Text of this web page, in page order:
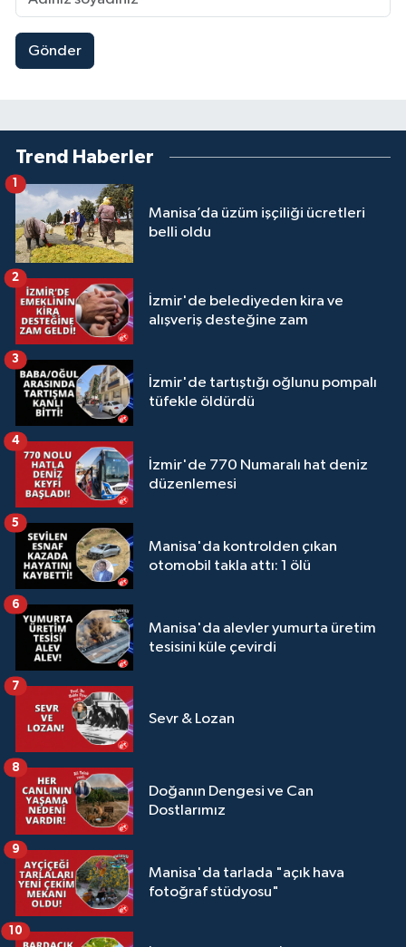
Gönder
Trend Haberler
Manisa’da üzüm işçiliği ücretleri
belli oldu
1
İzmir'de belediyeden kira ve
alışveriş desteğine zam
2
İzmir'de tartıştığı oğlunu pompalı
tüfekle öldürdü
3
İzmir'de 770 Numaralı hat deniz
düzenlemesi
4
Manisa'da kontrolden çıkan
otomobil takla attı: 1 ölü
5
Manisa'da alevler yumurta üretim
tesisini küle çevirdi
6
Sevr & Lozan
7
Doğanın Dengesi ve Can
Dostlarımız
8
Manisa'da tarlada "açık hava
fotoğraf stüdyosu"
9
10